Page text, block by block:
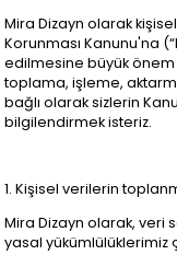
Mira Dizayn olarak
Korunması Kanunu'na
edilmesine büyük önem
toplama, işleme,
bağlı olarak sizlerin
bilgilendirmek isteriz.
1. Kişisel verilerin
Mira Dizayn olarak, veri
yasal yükümlülüklerimiz